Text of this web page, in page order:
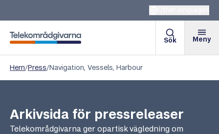
Telekområdgivarna
Sök Meny
Hem/Press/Navigation, Vessels, Harbour
Arkivsida för pressreleaser
Telekområdgivarna ger opartisk vägledning om